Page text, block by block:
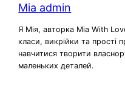
Mia admin
Я Мія, авторка Mia With
класи, викрійки та прості
навчитися творити
маленьких деталей.